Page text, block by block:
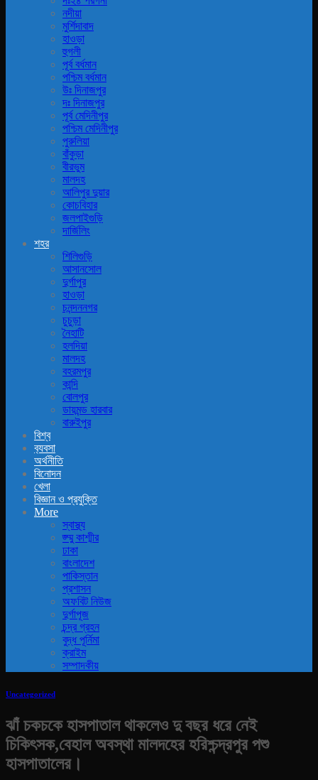
নদীয়া
মুর্শিদাবাদ
হাওড়া
হুগলী
পূর্ব বর্ধমান
পশ্চিম বর্ধমান
উঃ দিনাজপুর
দঃ দিনাজপুর
পূর্ব মেদিনীপুর
পশ্চিম মেদিনীপুর
পুরুলিয়া
বাঁকুড়া
বীরভুম
মালদহ
আলিপুর দুয়ার
কোচবিহার
জলপাইগুড়ি
দার্জিলিং
শহর
শিলিগুড়ি
আসানসোল
দুর্গাপুর
হাওড়া
চনন্দননগর
চুচুড়া
নৈহাটি
হলদিয়া
মালদহ
বহরমপুর
কান্দি
বোলপুর
ডায়মন্ড হারবার
বারুইপুর
বিশ্ব
ব‍্যবসা
অর্থনীতি
বিনোদন
খেলা
বিজ্ঞান ও প্রযুক্তি
More
স্বাস্থ্য
জ্ম্মু কাশ্মীর
ঢাকা
বাংলাদেশ
পাকিস্তান
প্রশাসন
অফবিট নিউজ
দুর্গাপূজ
চন্দ্র গ্রহন
বুদ্ধ পূর্নিমা
ক্রাইম
সম্পাদকীয়
Uncategorized
ঝাঁ চকচকে হাসপাতাল থাকলেও দু বছর ধরে নেই
চিকিৎসক,বেহাল অবস্থা মালদহের হরিশ্চন্দ্রপুর পশু
হাসপাতালের।